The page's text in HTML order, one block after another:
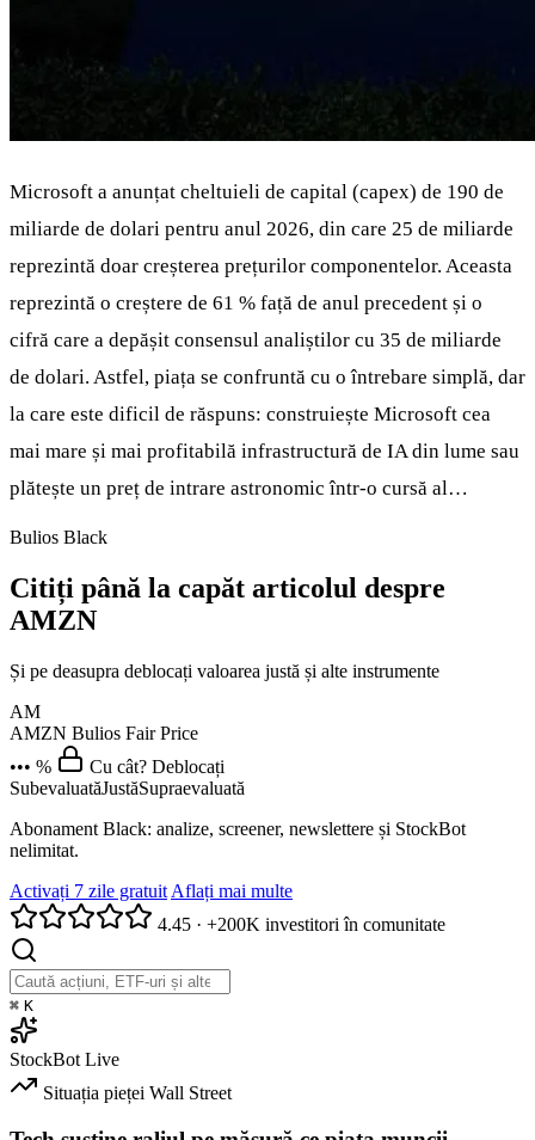
Microsoft a anunțat cheltuieli de capital (capex) de 190 de
miliarde de dolari pentru anul 2026, din care 25 de miliarde
reprezintă doar creșterea prețurilor componentelor. Aceasta
reprezintă o creștere de 61 % față de anul precedent și o
cifră care a depășit consensul analiștilor cu 35 de miliarde
de dolari. Astfel, piața se confruntă cu o întrebare simplă, dar
la care este dificil de răspuns: construiește Microsoft cea
mai mare și mai profitabilă infrastructură de IA din lume sau
plătește un preț de intrare astronomic într-o cursă al…
Bulios Black
Citiți până la capăt articolul despre
AMZN
Și pe deasupra deblocați valoarea justă și alte instrumente
AM
AMZN Bulios Fair Price
••• %
Cu cât? Deblocați
SubevaluatăJustăSupraevaluată
Abonament Black: analize, screener, newslettere și StockBot
nelimitat.
Activați 7 zile gratuit Aflați mai multe
4.45 · +200K investitori în comunitate
⌘ K
StockBot Live
Situația pieței Wall Street